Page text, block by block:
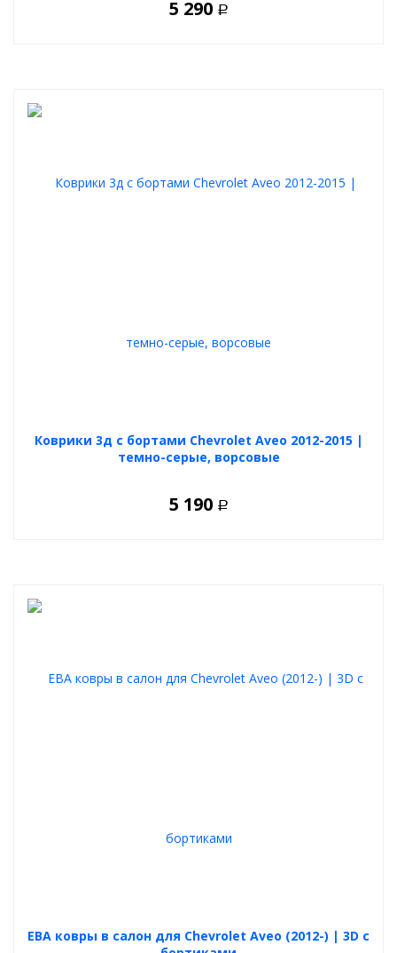
5 290 Р
Коврики 3д с бортами Chevrolet Aveo 2012-2015 |
темно-серые, ворсовые
5 190 Р
ЕВА ковры в салон для Chevrolet Aveo (2012-) | 3D с